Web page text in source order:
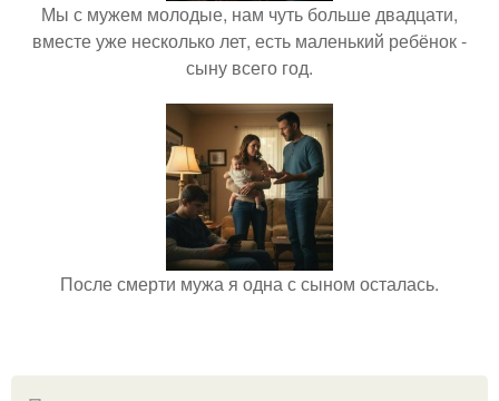
Мы с мужем молодые, нам чуть больше двадцати,
вместе уже несколько лет, есть маленький ребёнок -
сыну всего год.
После смерти мужа я одна с сыном осталась.